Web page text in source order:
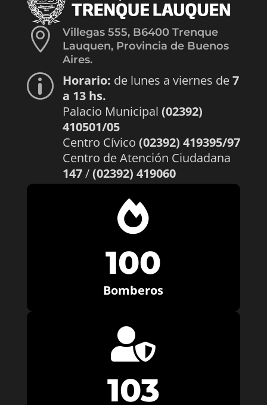

Villegas 555, B6400 Trenque
Lauquen, Provincia de Buenos
Aires.
p Horario: de lunes a viernes de7
a 13 hs.
Palacio Municipal (02392)
410501/05
Centro Cívico (02392) 419395/97
Centro de Atención Ciudadana
147/(02392) 419060

100
Bomberos

103